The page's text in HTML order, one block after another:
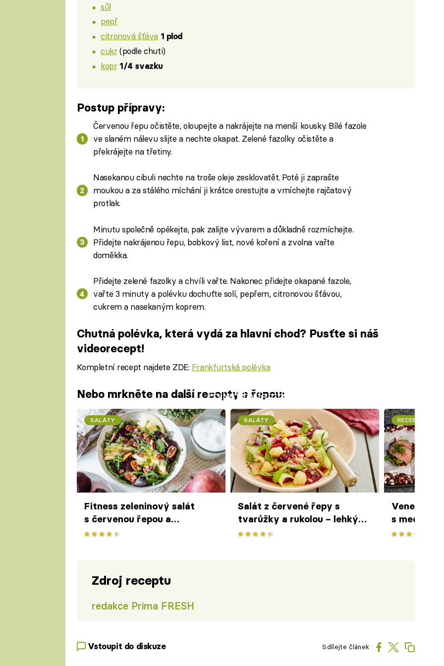
sůl
pepř
citronová šťáva 1 plod
cukr(podle chuti)
kopr 1/4 svazku
Postup přípravy:
Červenou řepu očistěte, oloupejte a nakrájejte na menší kousky. Bílé fazole
ve slaném nálevu slijte a nechte okapat. Zelené fazolky očistěte a
překrájejte na třetiny.
Nasekanou cibuli nechte na troše oleje zesklovatět. Poté ji zaprašte
moukou a za stálého míchání ji krátce orestujte a vmíchejte rajčatový
protlak.
Minutu společně opékejte, pak zalijte vývarem a důkladně rozmíchejte.
Přidejte nakrájenou řepu, bobkový list, nové koření a zvolna vařte
doměkka.
Přidejte zelené fazolky a chvíli vařte. Nakonec přidejte okapané fazole,
vařte 3 minuty a polévku dochuťte solí, pepřem, citronovou šťávou,
cukrem a nasekaným koprem.
Chutná polévka, která vydá za hlavní chod? Pusťte si náš
videorecept!
Kompletní recept najdete ZDE: Frankfurtská polévka
Failed to fetch
Nebo mrkněte na další recepty s řepou:
SALÁTY
Fitness zeleninový salát
s červenou řepou a
pekanovými ořechy – rychlý
SALÁTY
Salát z červené řepy s
tvarůžky a rukolou – lehký
oběd plný nevšedních chutí
RECEPTY
s
jehněčím
Zdroj receptu
redakce Prima FRESH
Vstoupit do diskuze Sdílejte článek